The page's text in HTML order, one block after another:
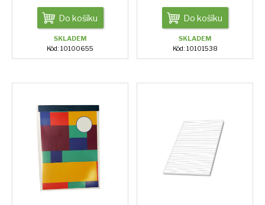
Do košíku
SKLADEM
Kód: 10100655
Do košíku
SKLADEM
Kód: 10101538